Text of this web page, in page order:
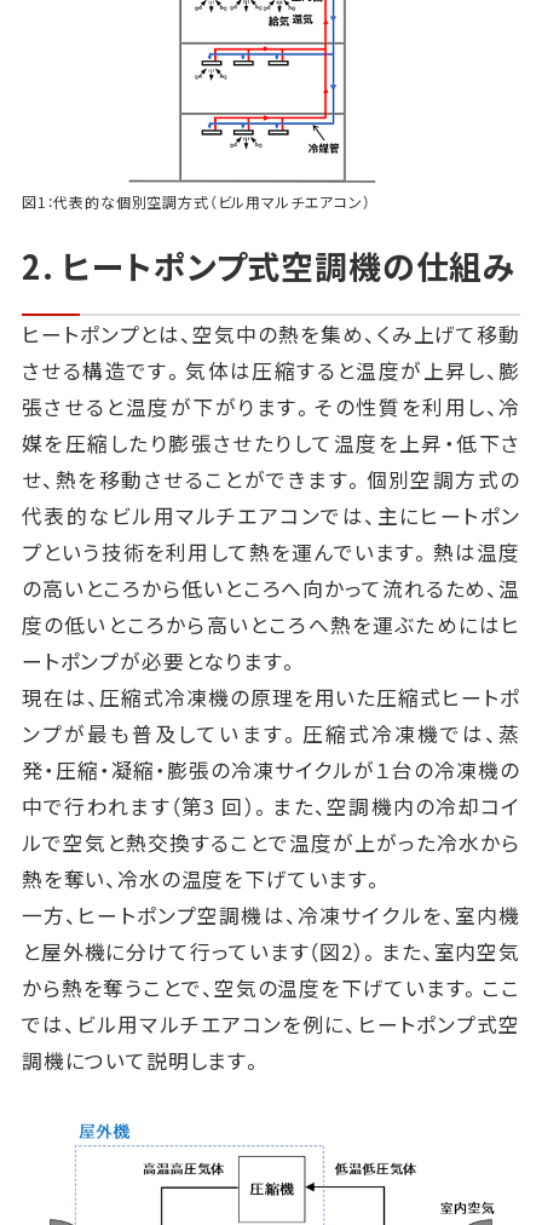
図1：代表的な個別空調方式（ビル用マルチエアコン）
2. ヒートポンプ式空調機の仕組み
ヒートポンプとは、空気中の熱を集め、くみ上げて移動
させる構造です。気体は圧縮すると温度が上昇し、膨
張させると温度が下がります。その性質を利用し、冷
媒を圧縮したり膨張させたりして温度を上昇・低下さ
せ、熱を移動させることができます。個別空調方式の
代表的なビル用マルチエアコンでは、主にヒートポン
プという技術を利用して熱を運んでいます。熱は温度
の高いところから低いところへ向かって流れるため、温
度の低いところから高いところへ熱を運ぶためにはヒ
ートポンプが必要となります。
現在は、圧縮式冷凍機の原理を用いた圧縮式ヒートポ
ンプが最も普及しています。圧縮式冷凍機では、蒸
発・圧縮・凝縮・膨張の冷凍サイクルが１台の冷凍機の
中で行われます（第3 回）。また、空調機内の冷却コイ
ルで空気と熱交換することで温度が上がった冷水から
熱を奪い、冷水の温度を下げています。
一方、ヒートポンプ空調機は、冷凍サイクルを、室内機
と屋外機に分けて行っています（図2）。また、室内空気
から熱を奪うことで、空気の温度を下げています。ここ
では、ビル用マルチエアコンを例に、ヒートポンプ式空
調機について説明します。